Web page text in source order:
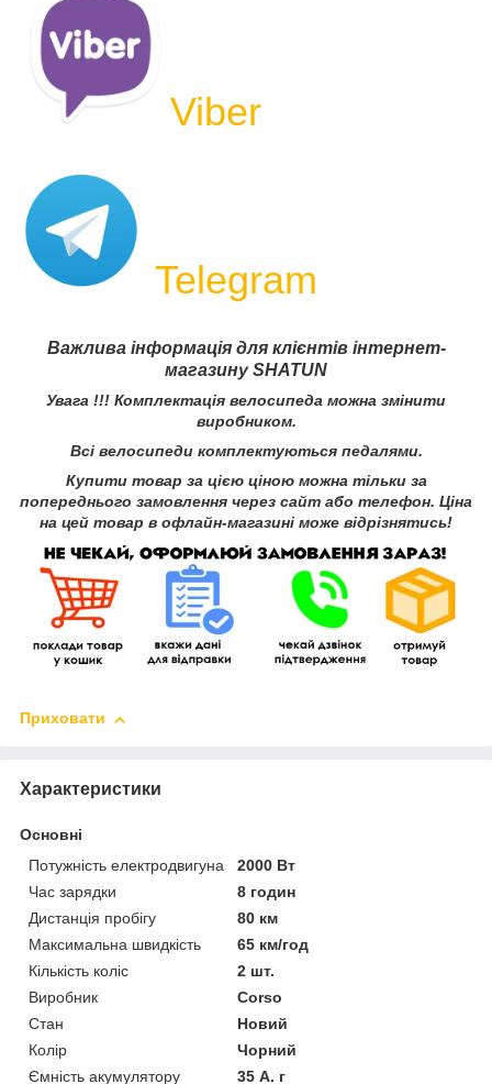
Viber
Telegram
Важлива інформація для клієнтів інтернет-
магазину SHATUN
Увага !!! Комплектація велосипеда можна змінити
виробником.
Всі велосипеди комплектуються педалями.
Купити товар за цією ціною можна тільки за
попереднього замовлення через сайт або телефон. Ціна
на цей товар в офлайн-магазині може відрізнятись!
Приховати
Характеристики
Основні
Потужність електродвигуна
2000 Вт
Час зарядки
8 годин
Дистанція пробігу
80 км
Максимальна швидкість
65 км/год
Кількість коліс
2 шт.
Виробник
Corso
Стан
Новий
Колір
Чорний
Ємність акумулятору
35 А. г